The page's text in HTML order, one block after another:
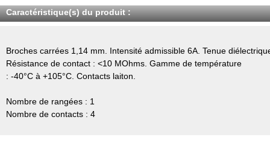
Caractéristique(s) du produit :
Broches carrées 1,14 mm. Intensité admissible 6A. Tenue
Résistance de contact : <10 MOhms. Gamme de température
: -40°C à +105°C. Contacts laiton.
Nombre de rangées : 1
Nombre de contacts : 4